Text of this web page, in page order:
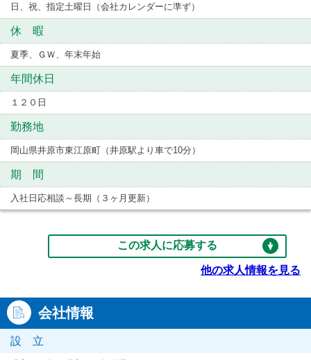
日、祝、指定土曜日（会社カレンダーに準ず）
休 暇
夏季、ＧＷ、年末年始
年間休日
１２０日
勤務地
岡山県井原市東江原町（井原駅より車で10分）
期 間
入社日応相談～長期（３ヶ月更新）
この求人に応募する
他の求人情報を見る
会社情報
設 立